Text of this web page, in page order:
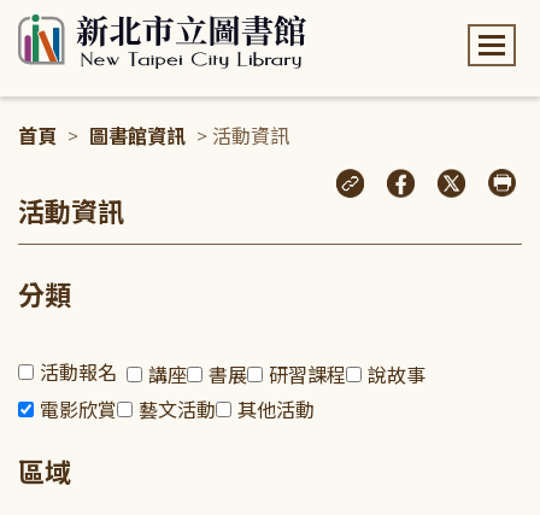
首頁 > 圖書館資訊 > 活動資訊
活動資訊
分類
活動報名 講座 書展 研習課程
說故事
電影欣賞
藝文活動 其他活動
區域